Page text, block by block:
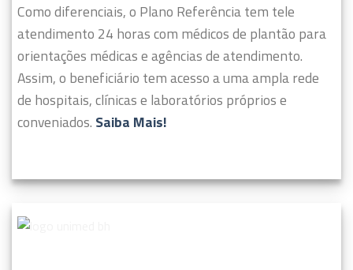
Como diferenciais, o Plano Referência tem tele
atendimento 24 horas com médicos de plantão para
orientações médicas e agências de atendimento.
Assim, o beneficiário tem acesso a uma ampla rede
de hospitais, clínicas e laboratórios próprios e
conveniados. Saiba Mais!